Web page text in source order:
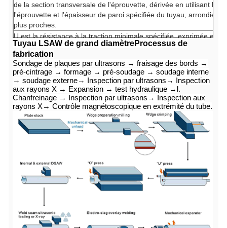
de la section transversale de l'éprouvette, dérivée en utilisant la
l'éprouvette et l'épaisseur de paroi spécifiée du tuyau, arrondie
plus proches.
U est la résistance à la traction minimale spécifiée, exprimée en
pouce carré).
g. Des valeurs inférieures pour R10,5IRm peuvent être spécifiées
h. pour les grades > x90, reportez-vous à la spécification API5L
Tuyau LSAW de grand diamètreProcessus de
fabrication
Sondage de plaques par ultrasons → fraisage des bords →
pré-cintrage → formage → pré-soudage → soudage interne
→ soudage externe→ Inspection par ultrasons → Inspection
aux rayons X → Expansion → test hydraulique →l.
Chanfreinage → Inspection par ultrasons → Inspection aux
rayons X→ Contrôle magnétoscopique en extrémité du tube.